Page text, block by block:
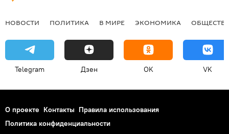
НОВОСТИ ПОЛИТИКА В МИРЕ ЭКОНОМИКА
Telegram Дзен OK VK
О проекте Контакты Правила использования
Политика конфиденциальности